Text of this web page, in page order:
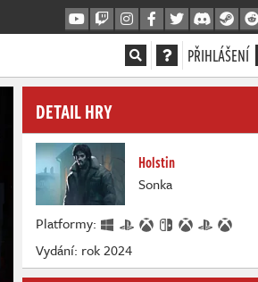
PŘIHLÁŠENÍ
DETAIL HRY
Holstin
Sonka
Platformy:
Vydání: rok 2024